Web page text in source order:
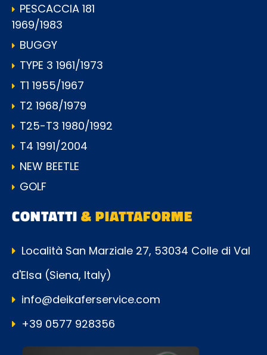
PESCACCIA 181
1969/1983
BUGGY
TYPE 3 1961/1973
T1 1955/1967
T2 1968/1979
T25-T3 1980/1992
T4 1991/2004
NEW BEETLE
GOLF
CONTATTI& PIATTAFORME
Località San Marziale 27, 53034 Colle di Val
d'Elsa (Siena, Italy)
info@deikaferservice.com
+39 0577 928356